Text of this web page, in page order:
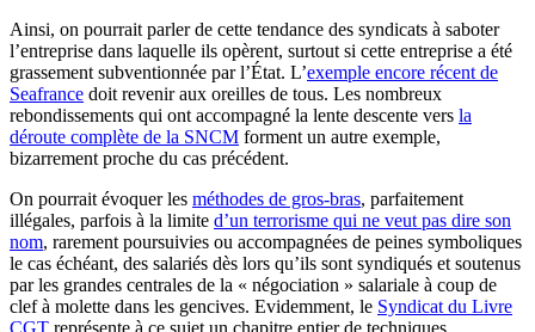
Ainsi, on pourrait parler de cette tendance des syndicats à saboter
l’entreprise dans laquelle ils opèrent, surtout si cette entreprise a été
grassement subventionnée par l’État. L’exemple encore récent de
Seafrance doit revenir aux oreilles de tous. Les nombreux
rebondissements qui ont accompagné la lente descente vers la
déroute complète de la SNCM forment un autre exemple,
bizarrement proche du cas précédent.
On pourrait évoquer les méthodes de gros-bras, parfaitement
illégales, parfois à la limite d’un terrorisme qui ne veut pas dire son
nom, rarement poursuivies ou accompagnées de peines symboliques
le cas échéant, des salariés dès lors qu’ils sont syndiqués et soutenus
par les grandes centrales de la « négociation » salariale à coup de
clef à molette dans les gencives. Evidemment, le Syndicat du Livre
CGT représente à ce sujet un chapitre entier de techniques